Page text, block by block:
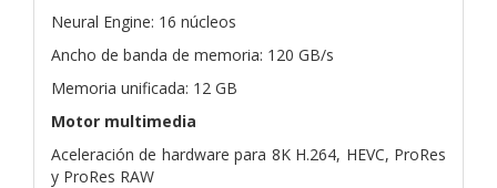
Neural Engine: 16 núcleos
Ancho de banda de memoria: 120 GB/s
Memoria unificada: 12 GB
Motor multimedia
Aceleración de hardware para 8K H.264, HEVC, ProRes
y ProRes RAW